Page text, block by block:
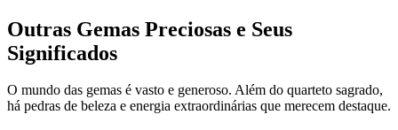
Outras Gemas Preciosas e Seus
Significados
O mundo das gemas é vasto e generoso. Além do quarteto sagrado,
há pedras de beleza e energia extraordinárias que merecem destaque.